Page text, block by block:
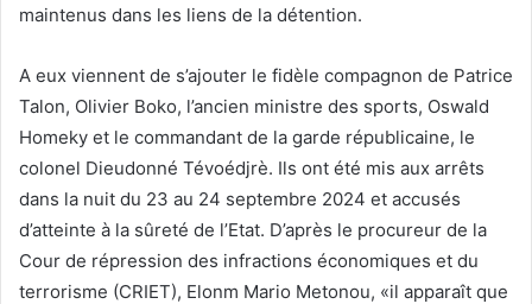
maintenus dans les liens de la détention.
A eux viennent de s’ajouter le fidèle compagnon de Patrice
Talon, Olivier Boko, l’ancien ministre des sports, Oswald
Homeky et le commandant de la garde républicaine, le
colonel Dieudonné Tévoédjrè. Ils ont été mis aux arrêts
dans la nuit du 23 au 24 septembre 2024 et accusés
d’atteinte à la sûreté de l’Etat. D’après le procureur de la
Cour de répression des infractions économiques et du
terrorisme (CRIET), Elonm Mario Metonou, «il apparaît que